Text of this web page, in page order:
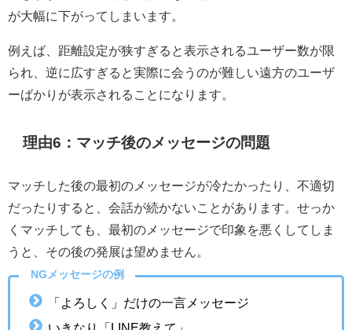
が大幅に下がってしまいます。
例えば、距離設定が狭すぎると表示されるユーザー数が限
られ、逆に広すぎると実際に会うのが難しい遠方のユーザ
ーばかりが表示されることになります。
理由6：マッチ後のメッセージの問題
マッチした後の最初のメッセージが冷たかったり、不適切
だったりすると、会話が続かないことがあります。せっか
くマッチしても、最初のメッセージで印象を悪くしてしま
うと、その後の発展は望めません。
NGメッセージの例
「よろしく」だけの一言メッセージ